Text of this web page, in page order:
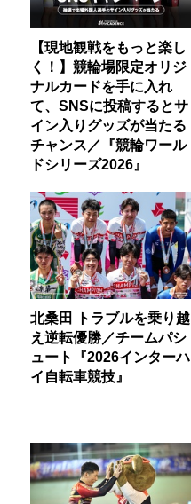
【現地観戦をもっと楽し
く！】競輪場限定オリジ
ナルカードを手に入れ
て、SNSに投稿するとサ
イン入りグッズが当たる
チャンス／『競輪ワール
ドシリーズ2026』
北桑田 トラブルを乗り越
え逆転優勝／チームパシ
ュート『2026インターハ
イ自転車競技』